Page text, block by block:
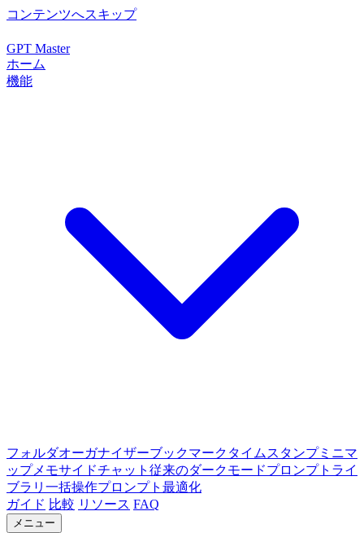
コンテンツへスキップ
GPT Master
ホーム
機能
フォルダオーガナイザーブックマーク タイムスタンプミニマ
ップメモサイドチャット 従来のダークモードプロンプトライ
ブラリ 一括操作プロンプト最適化
ガイド 比較 リソース FAQ
メニュー